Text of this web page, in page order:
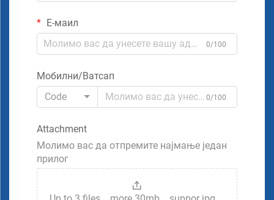
Е-маил
0/100
Мобилни/Ватсап
Code
0/100
Attachment
Молимо вас да отпремите најмање један
прилог